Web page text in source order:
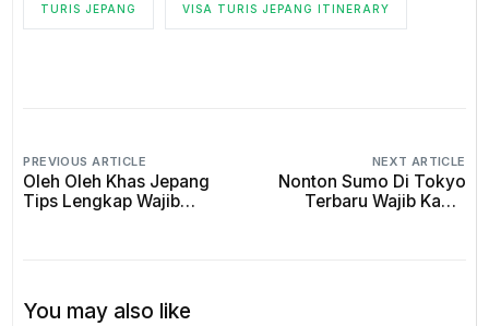
TURIS JEPANG VISA TURIS JEPANG ITINERARY
PREVIOUS ARTICLE
Oleh Oleh Khas Jepang
Tips Lengkap Wajib
NEXT ARTICLE
Nonton Sumo Di Tokyo
Terbaru Wajib Kamu
You may also like